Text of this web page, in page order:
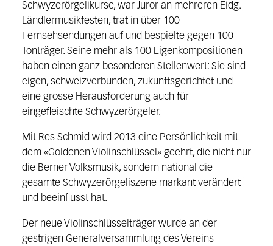
Schwyzerörgelikurse, war Juror an mehreren Eidg.
Ländlermusikfesten, trat in über 100
Fernsehsendungen auf und bespielte gegen 100
Tonträger. Seine mehr als 100 Eigenkompositionen
haben einen ganz besonderen Stellenwert: Sie sind
eigen, schweizverbunden, zukunftsgerichtet und
eine grosse Herausforderung auch für
eingefleischte Schwyzerörgeler.
Mit Res Schmid wird 2013 eine Persönlichkeit mit
dem «Goldenen Violinschlüssel» geehrt, die nicht nur
die Berner Volksmusik, sondern national die
gesamte Schwyzerörgeliszene markant verändert
und beeinflusst hat.
Der neue Violinschlüsselträger wurde an der
gestrigen Generalversammlung des Vereins